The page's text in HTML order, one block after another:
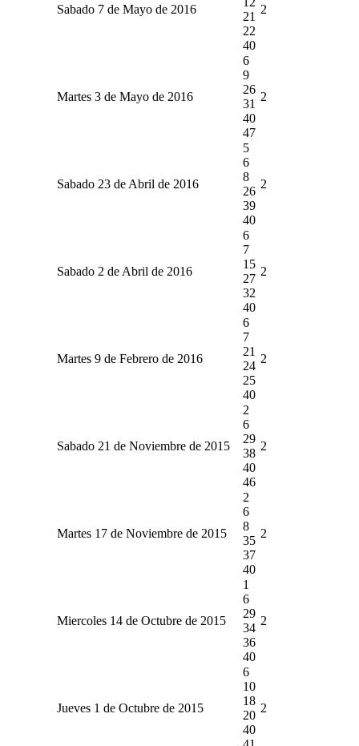
Sabado 7 de Mayo de 2016
21
22
40
2
Martes 3 de Mayo de 2016
6
9
26
31
40
47
2
Sabado 23 de Abril de 2016
5
6
8
26
39
40
2
Sabado 2 de Abril de 2016
6
7
15
27
32
40
2
Martes 9 de Febrero de 2016
6
7
21
24
25
40
2
Sabado 21 de Noviembre de 2015
2
6
29
38
40
46
2
Martes 17 de Noviembre de 2015
2
6
8
35
37
40
2
Miercoles 14 de Octubre de 2015
1
6
29
34
36
40
2
Jueves 1 de Octubre de 2015
6
10
18
20
40
2